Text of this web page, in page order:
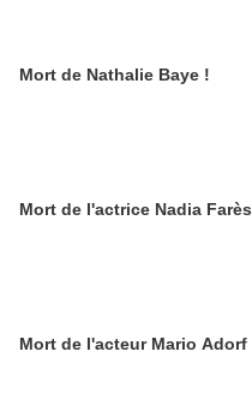
Mort de Nathalie Baye !
Mort de l'actrice Nadia Farès
Mort de l'acteur Mario Adorf